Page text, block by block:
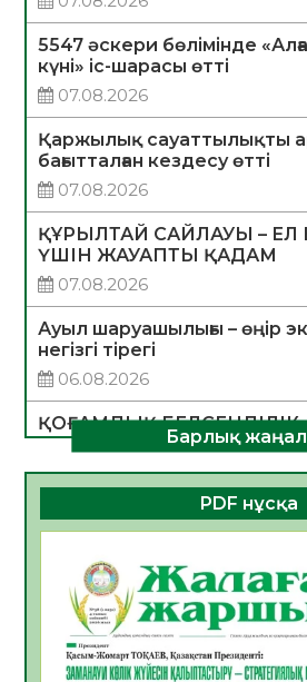
5547 әскери бөлімінде
күні» іс-шарасы өтті
07.08.2026
Қаржылық сауаттылықты
бағытталған кездесу өтті
07.08.2026
ҚҰРЫЛТАЙ САЙЛАУЫ –
ҮШІН ЖАУАПТЫ ҚАДАМ
07.08.2026
Ауыл шаруашылығы – өңір
негізгі тірегі
06.08.2026
ҚОҒАМДЫҚ БЕЛСЕНДІЛІК
ДАМУЫНЫҢ НЕГІЗІ
06.08.2026
ҚҰРЫЛТАЙ САЙЛАУЫ –
06.08.2026
Инфекциялық ауруларға
жұмыстарының тиімділігі
06.08.2026
Барлық
PDF нұсқа